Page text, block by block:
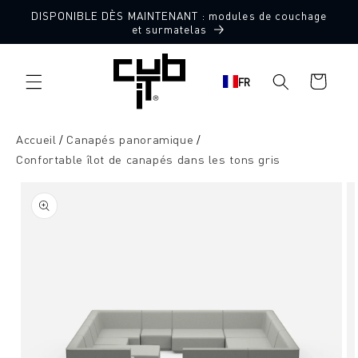
directement
DISPONIBLE DÈS MAINTENANT : modules de couchage
et surmatelas
FR
Panier
d'achat
Accueil
Canapés panoramique
Confortable îlot de canapés dans les tons gris
sur le
produit
Fabriqué en Allemagne 🖤